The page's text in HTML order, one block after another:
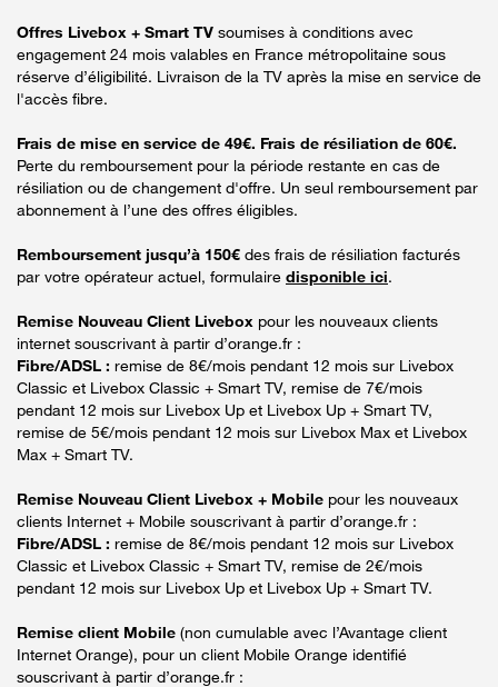
Offres Livebox + Smart TV soumises à conditions avec
engagement 24 mois valables en France métropolitaine sous
réserve d’éligibilité. Livraison de la TV après la mise en service de
l'accès fibre.
Frais de mise en service de 49€. Frais de résiliation de 60€.
Perte du remboursement pour la période restante en cas de
résiliation ou de changement d'offre. Un seul remboursement par
abonnement à l’une des offres éligibles.
Remboursement jusqu’à 150€ des frais de résiliation facturés
par votre opérateur actuel, formulaire disponible ici.
Remise Nouveau Client Livebox pour les nouveaux clients
internet souscrivant à partir d’orange.fr :
Fibre/ADSL : remise de 8€/mois pendant 12 mois sur Livebox
Classic et Livebox Classic + Smart TV, remise de 7€/mois
pendant 12 mois sur Livebox Up et Livebox Up + Smart TV,
remise de 5€/mois pendant 12 mois sur Livebox Max et Livebox
Max + Smart TV.
Remise Nouveau Client Livebox + Mobile pour les nouveaux
clients Internet + Mobile souscrivant à partir d’orange.fr :
Fibre/ADSL : remise de 8€/mois pendant 12 mois sur Livebox
Classic et Livebox Classic + Smart TV, remise de 2€/mois
pendant 12 mois sur Livebox Up et Livebox Up + Smart TV.
Remise client Mobile (non cumulable avec l’Avantage client
Internet Orange), pour un client Mobile Orange identifié
souscrivant à partir d’orange.fr :